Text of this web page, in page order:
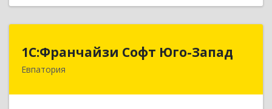
1С:Франчайзи Софт Юго-Запад
Евпатория
1С:Франчайзи Софт Юго-Запад
297407, Крым Респ, Евпатория г, Победы пр-кт,